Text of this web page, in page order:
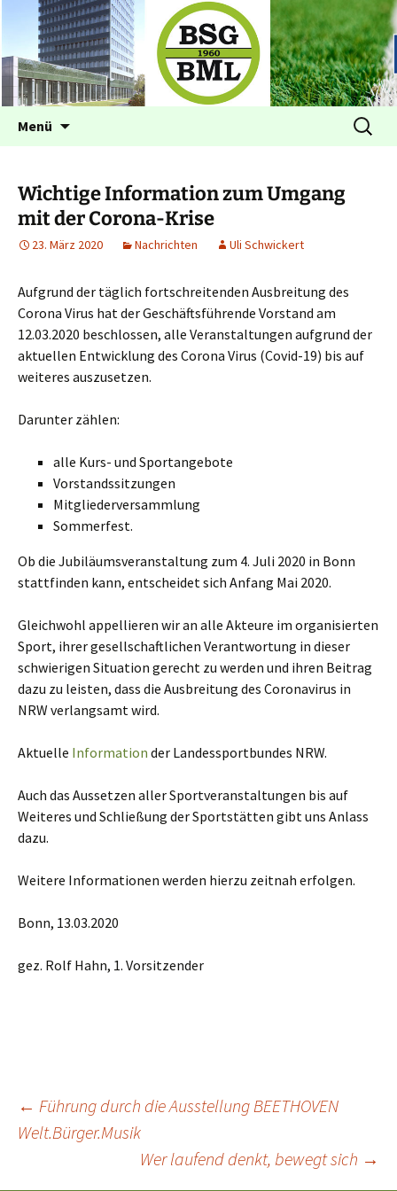
BSG im BML Bonn
Betriebssportgemeinschaft BML
Menü
Suchen
nach:
Wichtige Information zum Umgang
mit der Corona-Krise
23. März 2020 Nachrichten Uli Schwickert
Aufgrund der täglich fortschreitenden Ausbreitung des
Corona Virus hat der Geschäftsführende Vorstand am
12.03.2020 beschlossen, alle Veranstaltungen aufgrund der
aktuellen Entwicklung des Corona Virus (Covid-19) bis auf
weiteres auszusetzen.
Darunter zählen:
alle Kurs- und Sportangebote
Vorstandssitzungen
Mitgliederversammlung
Sommerfest.
Ob die Jubiläumsveranstaltung zum 4. Juli 2020 in Bonn
stattfinden kann, entscheidet sich Anfang Mai 2020.
Gleichwohl appellieren wir an alle Akteure im organisierten
Sport, ihrer gesellschaftlichen Verantwortung in dieser
schwierigen Situation gerecht zu werden und ihren Beitrag
dazu zu leisten, dass die Ausbreitung des Coronavirus in
NRW verlangsamt wird.
Aktuelle Information der Landessportbundes NRW.
Auch das Aussetzen aller Sportveranstaltungen bis auf
Weiteres und Schließung der Sportstätten gibt uns Anlass
dazu.
Weitere Informationen werden hierzu zeitnah erfolgen.
Bonn, 13.03.2020
gez. Rolf Hahn, 1. Vorsitzender
Beitragsnavigation
← Führung durch die Ausstellung BEETHOVEN
Welt.Bürger.Musik
Wer laufend denkt, bewegt sich →